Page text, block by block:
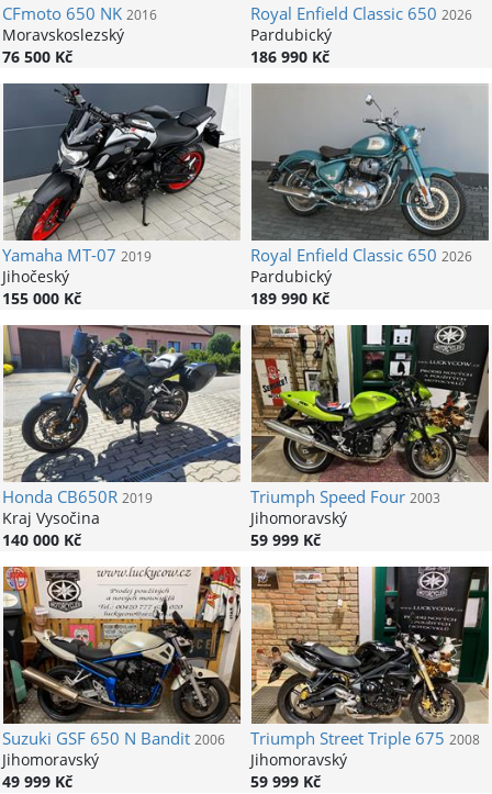
CFmoto650 NK 2016
Moravskoslezský
76 500 Kč
Royal Enfield Classic 650 2026
Pardubický
186 990 Kč
YamahaMT-07 2019
Jihočeský
155 000 Kč
Royal Enfield Classic 650 2026
Pardubický
189 990 Kč
HondaCB650R 2019
Kraj Vysočina
140 000 Kč
Triumph Speed Four 2003
Jihomoravský
59 999 Kč
Suzuki GSF 650 N Bandit 2006
Jihomoravský
49 999 Kč
Triumph Street Triple 675 2008
Jihomoravský
59 999 Kč